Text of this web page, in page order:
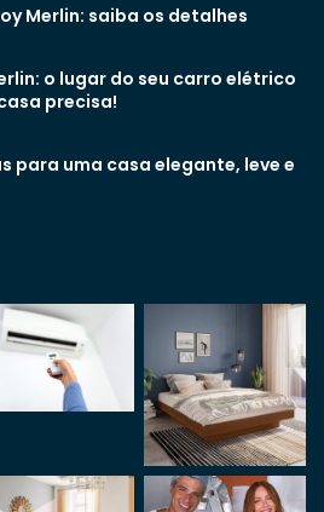
Merlin: saiba os detalhes
o lugar do seu carro elétrico
precisa!
para uma casa elegante, leve e